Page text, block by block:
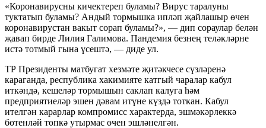
«Коронавирусны кичектереп буламы? Вирус таралуны
туктатып буламы? Андый тормышка ипләп җайлашыр өчен
коронавирустан вакыт сорап буламы?», — дип сораулар белән
җавап бирде Лилия Галимова. Пандемия безнең теләкләрне
истә тотмый гына үсештә, — диде ул.
ТР Президенты матбугат хезмәте җитәкчесе сүзләренә
караганда, республика хакимияте катгый чаралар кабул
иткәндә, кешеләр тормышын саклап калуга һәм
предприятиеләр эшен дәвам итүне күздә тоткан. Кабул
ителгән карарлар компромисс характерда, эшмәкәрлеккә
бөтенләй төпкә утырмас өчен эшләнелгән.